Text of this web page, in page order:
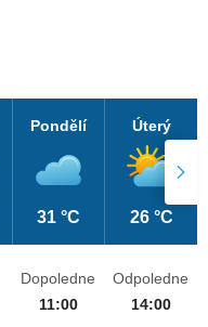
Pondělí
31 °C
Úterý
26 °C
Dopoledne
11:00
Odpoledne
14:00